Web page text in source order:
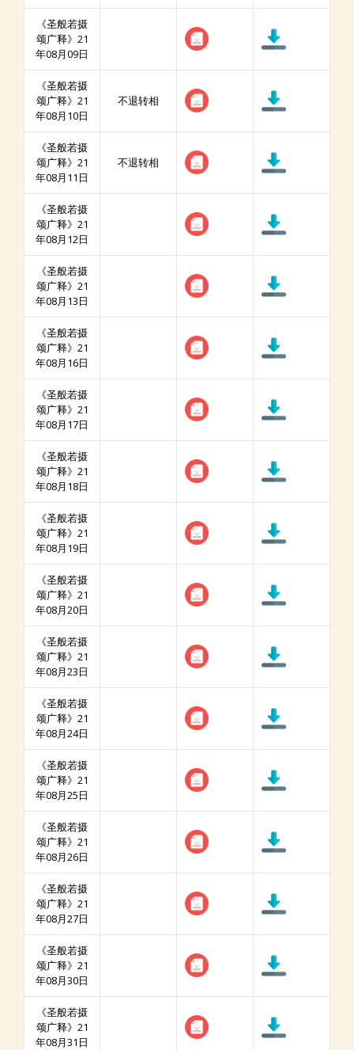
《圣般若摄
颂广释》21
年08月09日
《圣般若摄
颂广释》21
年08月10日
不退转相
《圣般若摄
颂广释》21
年08月11日
不退转相
《圣般若摄
颂广释》21
年08月12日
《圣般若摄
颂广释》21
年08月13日
《圣般若摄
颂广释》21
年08月16日
《圣般若摄
颂广释》21
年08月17日
《圣般若摄
颂广释》21
年08月18日
《圣般若摄
颂广释》21
年08月19日
《圣般若摄
颂广释》21
年08月20日
《圣般若摄
颂广释》21
年08月23日
《圣般若摄
颂广释》21
年08月24日
《圣般若摄
颂广释》21
年08月25日
《圣般若摄
颂广释》21
年08月26日
《圣般若摄
颂广释》21
年08月27日
《圣般若摄
颂广释》21
年08月30日
《圣般若摄
颂广释》21
年08月31日